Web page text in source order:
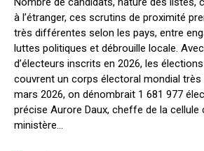
à l’étranger, ces scrutins de proximité
très différentes selon les pays, entre
luttes politiques et débrouille locale.
d’électeurs inscrits en 2026, les
couvrent un corps électoral mondial très
mars 2026, on dénombrait 1 681 977
précise Aurore Daux, cheffe de la
ministère...